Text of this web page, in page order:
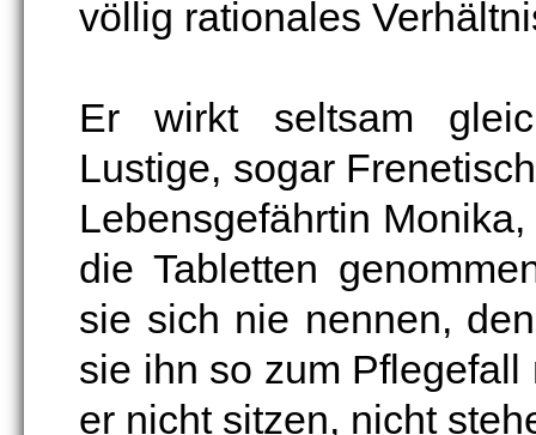
völlig rationales
Er wirkt seltsam
Lustige, sogar
Lebensgefährtin
die Tabletten
sie sich nie nennen,
sie ihn so zum
er nicht sitzen, nicht